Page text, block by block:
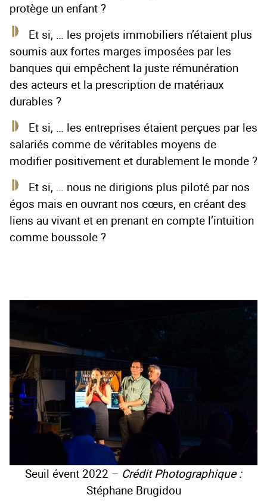
protège un enfant ?
Et si, … les projets immobiliers n’étaient plus
soumis aux fortes marges imposées par les
banques qui empêchent la juste rémunération
des acteurs et la prescription de matériaux
durables ?
Et si, … les entreprises étaient perçues par les
salariés comme de véritables moyens de
modifier positivement et durablement le monde ?
Et si, … nous ne dirigions plus piloté par nos
égos mais en ouvrant nos cœurs, en créant des
liens au vivant et en prenant en compte l’intuition
comme boussole ?
Seuil évent 2022 – Crédit Photographique :
Stéphane Brugidou